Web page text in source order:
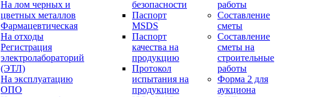
На лом черных и
цветных металлов
Фармацевтическая
На отходы
Регистрация
электролабораторий
(ЭТЛ)
На эксплуатацию
ОПО
безопасности
Паспорт
МSDS
Паспорт
качества на
продукцию
Протокол
испытания на
продукцию
работы
Составление
сметы
Составление
сметы на
строительные
работы
Форма 2 для
аукциона